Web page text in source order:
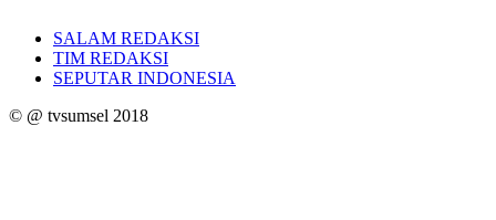
SALAM REDAKSI
TIM REDAKSI
SEPUTAR INDONESIA
© @ tvsumsel 2018